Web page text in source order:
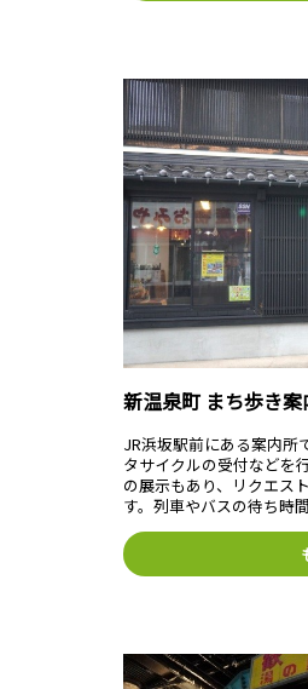
新温泉町 まち歩き
JR浜坂駅前にある案内所
タサイクルの受付などを
の展示もあり、リクエス
す。列車やバスの待ち時